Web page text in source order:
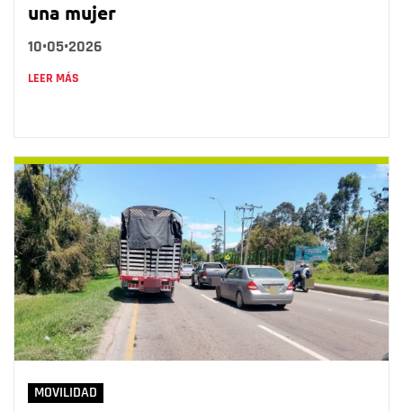
una mujer
10•05•2026
LEER MÁS
MOVILIDAD